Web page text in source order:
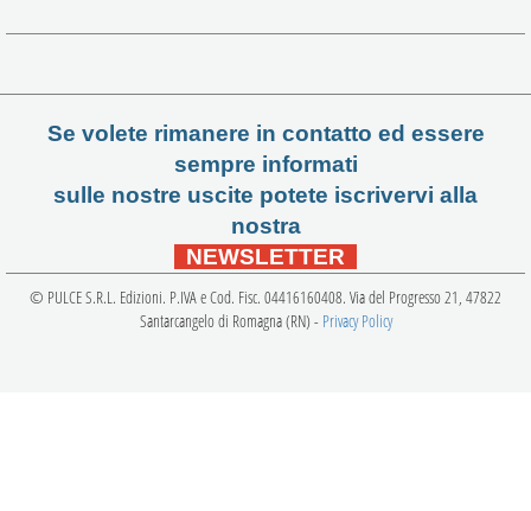
Se volete rimanere in contatto ed essere
sempre informati
sulle nostre uscite potete iscrivervi alla
nostra
NEWSLETTER
© PULCE S.R.L. Edizioni. P.IVA e Cod. Fisc. 04416160408. Via del Progresso 21, 47822
Santarcangelo di Romagna (RN) - Privacy Policy